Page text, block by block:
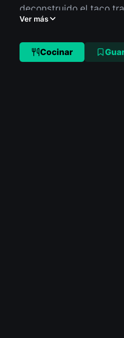
deconstruido el taco
garantizando una
paciencia, alcanzan
Ver más
Cocinar